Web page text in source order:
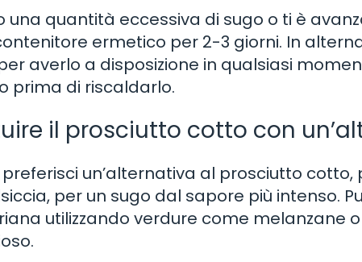
una quantità eccessiva di sugo o ti è
ermetico per 2-3 giorni. In
averlo a disposizione in qualsiasi
prima di riscaldarlo.
il prosciutto cotto con
un’alternativa al prosciutto cotto,
per un sugo dal sapore più intenso.
utilizzando verdure come melanzane